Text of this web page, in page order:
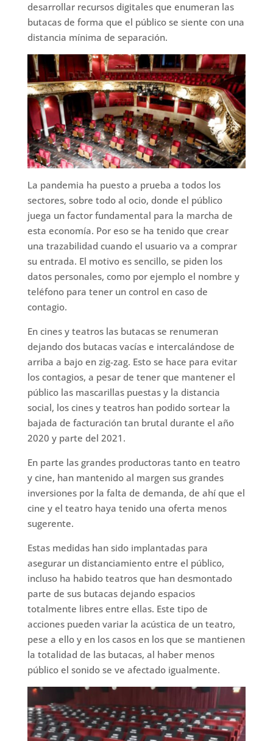
desarrollar recursos digitales que enumeran las
butacas de forma que el público se siente con una
distancia mínima de separación.
La pandemia ha puesto a prueba a todos los
sectores, sobre todo al ocio, donde el público
juega un factor fundamental para la marcha de
esta economía. Por eso se ha tenido que crear
una trazabilidad cuando el usuario va a comprar
su entrada. El motivo es sencillo, se piden los
datos personales, como por ejemplo el nombre y
teléfono para tener un control en caso de
contagio.
En cines y teatros las butacas se renumeran
dejando dos butacas vacías e intercalándose de
arriba a bajo en zig-zag. Esto se hace para evitar
los contagios, a pesar de tener que mantener el
público las mascarillas puestas y la distancia
social, los cines y teatros han podido sortear la
bajada de facturación tan brutal durante el año
2020 y parte del 2021.
En parte las grandes productoras tanto en teatro
y cine, han mantenido al margen sus grandes
inversiones por la falta de demanda, de ahí que el
cine y el teatro haya tenido una oferta menos
sugerente.
Estas medidas han sido implantadas para
asegurar un distanciamiento entre el público,
incluso ha habido teatros que han desmontado
parte de sus butacas dejando espacios
totalmente libres entre ellas. Este tipo de
acciones pueden variar la acústica de un teatro,
pese a ello y en los casos en los que se mantienen
la totalidad de las butacas, al haber menos
público el sonido se ve afectado igualmente.